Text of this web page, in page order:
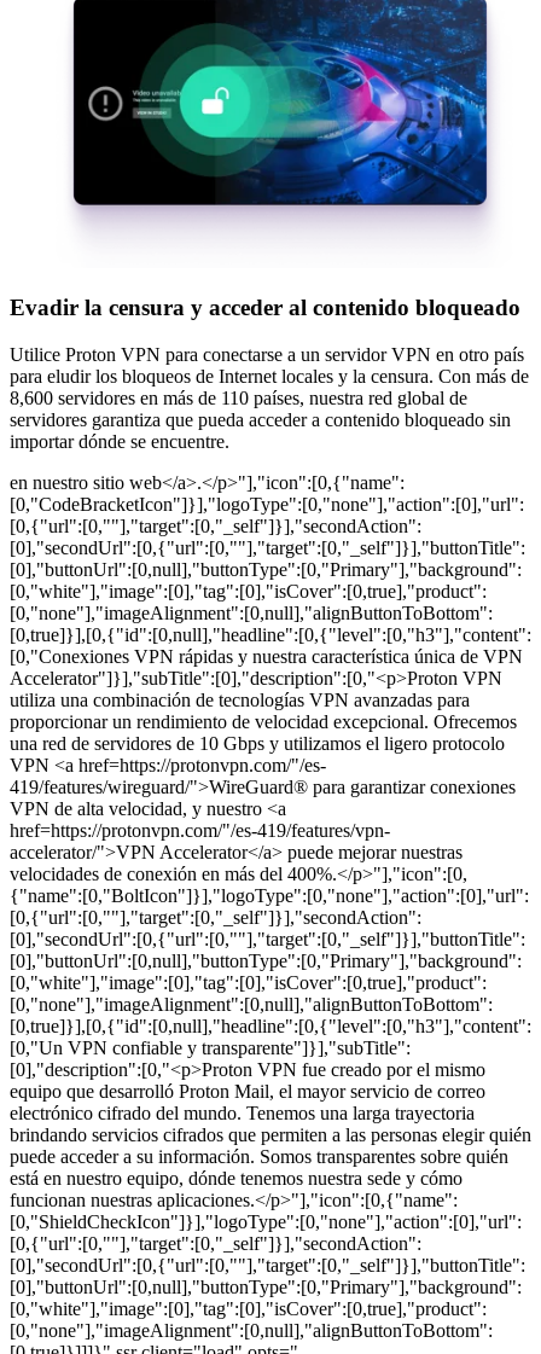
Evadir la censura y acceder al contenido bloqueado
Utilice Proton VPN para conectarse a un servidor VPN en otro país
para eludir los bloqueos de Internet locales y la censura. Con más de
8,600 servidores en más de 110 países, nuestra red global de
servidores garantiza que pueda acceder a contenido bloqueado sin
importar dónde se encuentre.
en nuestro sitio web</a>.</p>"],"icon":[0,{"name":
[0,"CodeBracketIcon"]}],"logoType":[0,"none"],"action":[0],"url":
[0,{"url":[0,""],"target":[0,"_self"]}],"secondAction":
[0],"secondUrl":[0,{"url":[0,""],"target":[0,"_self"]}],"buttonTitle":
[0],"buttonUrl":[0,null],"buttonType":[0,"Primary"],"background":
[0,"white"],"image":[0],"tag":[0],"isCover":[0,true],"product":
[0,"none"],"imageAlignment":[0,null],"alignButtonToBottom":
[0,true]}],[0,{"id":[0,null],"headline":[0,{"level":[0,"h3"],"content":
[0,"Conexiones VPN rápidas y nuestra característica única de VPN
Accelerator"]}],"subTitle":[0],"description":[0,"<p>Proton VPN
utiliza una combinación de tecnologías VPN avanzadas para
proporcionar un rendimiento de velocidad excepcional. Ofrecemos
una red de servidores de 10 Gbps y utilizamos el ligero protocolo
VPN <a href=https://protonvpn.com/"/es-
419/features/wireguard/">WireGuard® para garantizar conexiones
VPN de alta velocidad, y nuestro <a
href=https://protonvpn.com/"/es-419/features/vpn-
accelerator/">VPN Accelerator</a> puede mejorar nuestras
velocidades de conexión en más del 400%.</p>"],"icon":[0,
{"name":[0,"BoltIcon"]}],"logoType":[0,"none"],"action":[0],"url":
[0,{"url":[0,""],"target":[0,"_self"]}],"secondAction":
[0],"secondUrl":[0,{"url":[0,""],"target":[0,"_self"]}],"buttonTitle":
[0],"buttonUrl":[0,null],"buttonType":[0,"Primary"],"background":
[0,"white"],"image":[0],"tag":[0],"isCover":[0,true],"product":
[0,"none"],"imageAlignment":[0,null],"alignButtonToBottom":
[0,true]}],[0,{"id":[0,null],"headline":[0,{"level":[0,"h3"],"content":
[0,"Un VPN confiable y transparente"]}],"subTitle":
[0],"description":[0,"<p>Proton VPN fue creado por el mismo
equipo que desarrolló Proton Mail, el mayor servicio de correo
electrónico cifrado del mundo. Tenemos una larga trayectoria
brindando servicios cifrados que permiten a las personas elegir quién
puede acceder a su información. Somos transparentes sobre quién
está en nuestro equipo, dónde tenemos nuestra sede y cómo
funcionan nuestras aplicaciones.</p>"],"icon":[0,{"name":
[0,"ShieldCheckIcon"]}],"logoType":[0,"none"],"action":[0],"url":
[0,{"url":[0,""],"target":[0,"_self"]}],"secondAction":
[0],"secondUrl":[0,{"url":[0,""],"target":[0,"_self"]}],"buttonTitle":
[0],"buttonUrl":[0,null],"buttonType":[0,"Primary"],"background":
[0,"white"],"image":[0],"tag":[0],"isCover":[0,true],"product":
[0,"none"],"imageAlignment":[0,null],"alignButtonToBottom":